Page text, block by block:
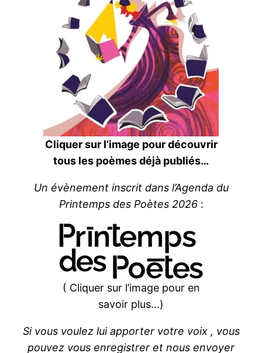
Cliquer sur l’image pour découvrir
tous les poèmes déjà publiés…
Un évènement inscrit dans l’Agenda du
Printemps des Poètes 2026:
( Cliquer sur l’image pour en
savoir plus…)
Si vous voulez lui apporter votre voix , vous
pouvez vous enregistrer et nous envoyer